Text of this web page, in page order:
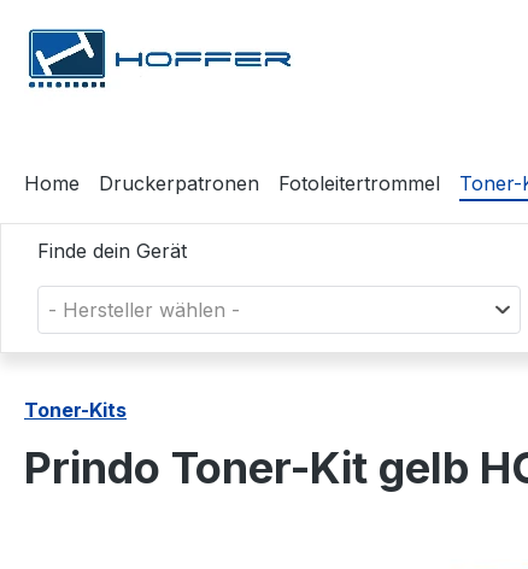
Hauptinhalt springen
Zur Suche springen
Zur Hauptnavigation springen
Home Druckerpatronen Fotoleitertrommel Toner-
Finde dein Gerät
- Hersteller wählen -
Toner-Kits
Prindo Toner-Kit gelb